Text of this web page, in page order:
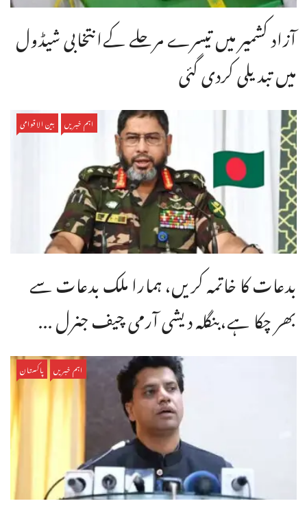
آزاد کشمیر میں تیسرے مرحلے کےانتخابی شیڈول
میں تبدیلی کردی گئی
اہم خبریں بین الاقوامی
بدعات کا خاتمہ کریں، ہمارا ملک بدعات سے
بھر چکا ہے،بنگله دیشی آرمی چیف جنرل ...
اہم خبریں پاکستان